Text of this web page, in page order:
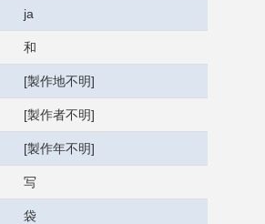
ja
和
[製作地不明]
[製作者不明]
[製作年不明]
写
袋